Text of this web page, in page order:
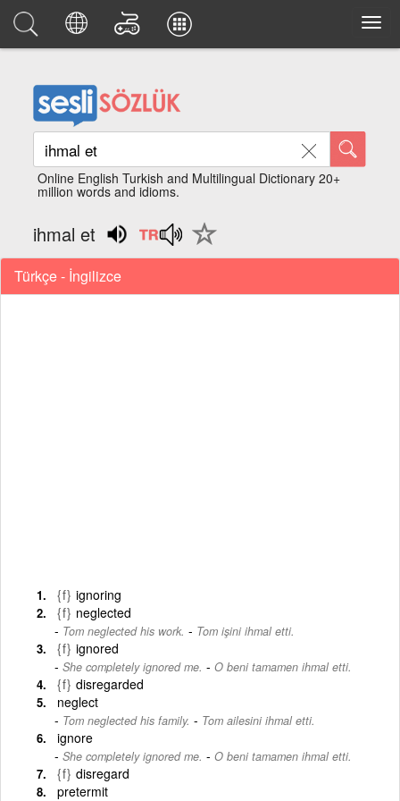
Online English Turkish and Multilingual Dictionary 20+
million words and idioms.
ihmal et
Türkçe - İngilizce
{f} ignoring
{f} neglected
Tom neglected his work. - Tom işini ihmal etti.
{f} ignored
She completely ignored me. - O beni tamamen ihmal etti.
{f} disregarded
neglect
Tom neglected his family. - Tom ailesini ihmal etti.
ignore
She completely ignored me. - O beni tamamen ihmal etti.
{f} disregard
pretermit